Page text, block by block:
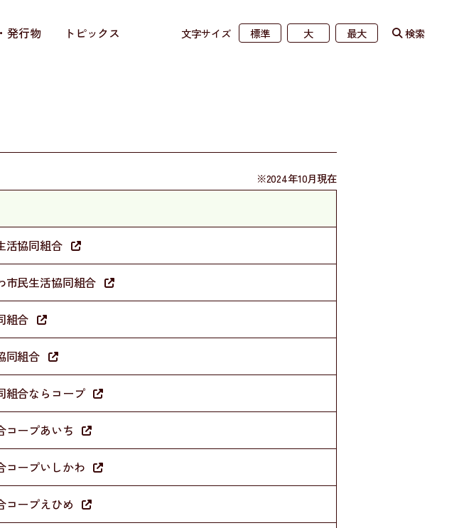
発行物 トピックス 文字サイズ 標準 大 最大 検索
※2024年10月現在
活協同組合
市民生活協同組合
組合
同組合
組合ならコープ
コープあいち
コープいしかわ
コープえひめ